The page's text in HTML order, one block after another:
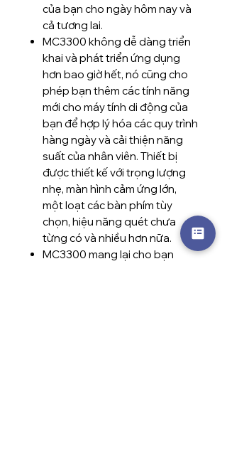
của bạn cho ngày hôm nay và
cả tương lai.
MC3300 không dễ dàng triển
khai và phát triển ứng dụng
hơn bao giờ hết, nó cũng cho
phép bạn thêm các tính năng
mới cho máy tính di động của
bạn để hợp lý hóa các quy trình
hàng ngày và cải thiện năng
suất của nhân viên. Thiết bị
được thiết kế với trọng lượng
nhẹ, màn hình cảm ứng lớn,
một loạt các bàn phím tùy
chọn, hiệu năng quét chưa
từng có và nhiều hơn nữa.
MC3300 mang lại cho bạn